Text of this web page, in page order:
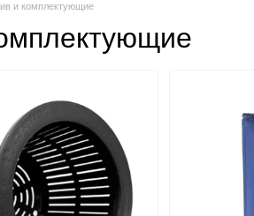
и комплектующие